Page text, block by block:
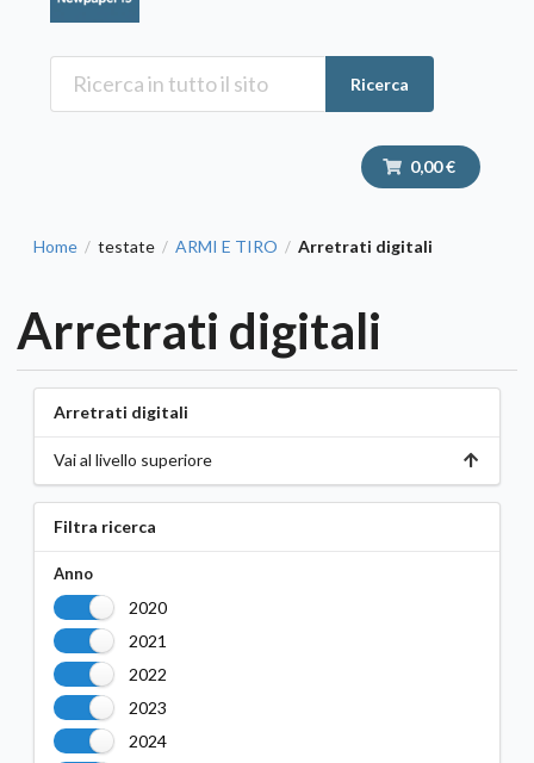
Ricerca
0,00 €
Home / testate / ARMI E TIRO / Arretrati digitali
Arretrati digitali
Arretrati digitali
Vai al livello superiore
Filtra ricerca
Anno
2020
2021
2022
2023
2024